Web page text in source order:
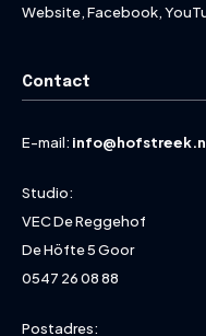
Website, Facebook,
Contact
E-mail:
Studio:
VEC De Reggehof
De Höfte 5 Goor
0547 26 08 88
Postadres: